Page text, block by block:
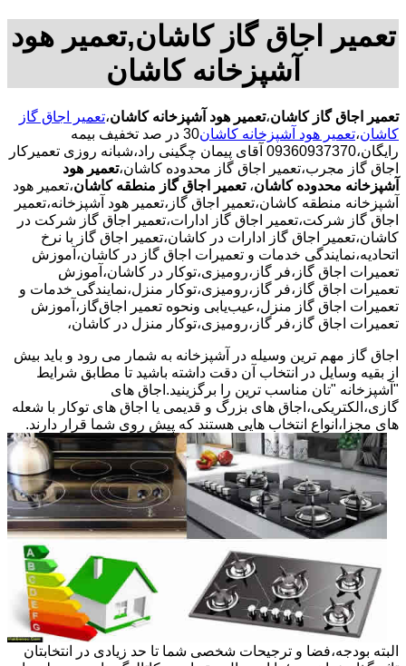
تعمیر اجاق گاز کاشان,تعمیر هود
آشپزخانه کاشان
تعمیر اجاق گاز کاشان،تعمیر هود آشپزخانه کاشان،تعمیر اجاق گاز
کاشان،تعمیر هود آشپزخانه کاشان
30 در صد تخفیف بیمه
رایگان،09360937370 آقای پیمان چگینی راد،شبانه روزی تعمیرکار
اجاق گاز مجرب،تعمیر اجاق گاز محدوده کاشان،تعمیر هود
آشپزخانه محدوده کاشان، تعمیر اجاق گاز منطقه کاشان،تعمیر هود
آشپزخانه منطقه کاشان،تعمیر اجاق گاز،تعمیر هود آشپزخانه،تعمیر
اجاق گاز شرکت،تعمیر اجاق گاز ادارات،تعمیر اجاق گاز شرکت در
کاشان،تعمیر اجاق گاز ادارات در کاشان،تعمیر اجاق گاز با نرخ
اتحادیه،نمایندگی خدمات و تعمیرات اجاق گاز در کاشان،آموزش
تعمیرات اجاق گاز،فر گاز،رومیزی،توکار در کاشان،آموزش
تعمیرات اجاق گاز،فر گاز،رومیزی،توکار منزل،نمایندگی خدمات و
تعمیرات اجاق گاز منزل،عیب‌یابی ونحوه تعمیر اجاق‌گاز،آموزش
تعمیرات اجاق گاز،فر گاز،رومیزی،توکار منزل در کاشان،
اجاق گاز مهم ترین وسیله در آشپزخانه به شمار می رود و باید بیش
از بقیه وسایل در انتخاب آن دقت داشته باشید تا مطابق شرایط
"آشپزخانه "تان مناسب ترین را برگزینید.اجاق های
گازی،الکتریکی،اجاق های بزرگ و قدیمی یا اجاق های توکار با شعله
های مجزا،انواع انتخاب هایی هستند که پیش روی شما قرار دارند.
البته بودجه،فضا و ترجیحات شخصی شما تا حد زیادی در انتخابتان